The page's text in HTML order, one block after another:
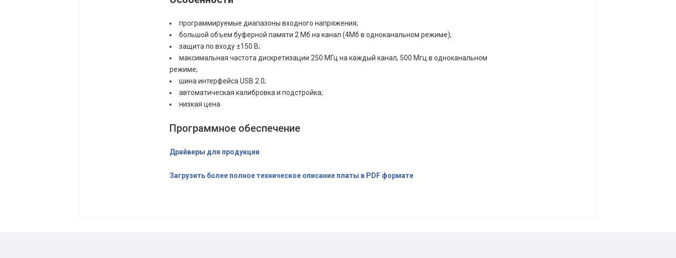
программируемые диапазоны входного напряжения;
большой объем буферной памяти 2 Мб на канал (4Мб в одноканальном режиме);
защита по входу ±150 В;
максимальная частота дискретизации 250 МГц на каждый канал, 500 Мгц в одноканальном
режиме;
шина интерфейса USB 2.0;
автоматическая калибровка и подстройка;
низкая цена
Программное обеспечение
Драйверы для продукции
Загрузить более полное техническое описание платы в PDF формате